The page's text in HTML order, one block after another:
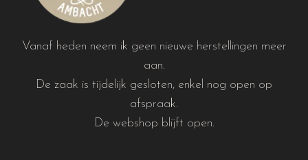
Vanaf heden neem ik geen nieuwe herstellingen meer
aan.
De zaak is tijdelijk gesloten, enkel nog open op
afspraak.
De webshop blijft open.